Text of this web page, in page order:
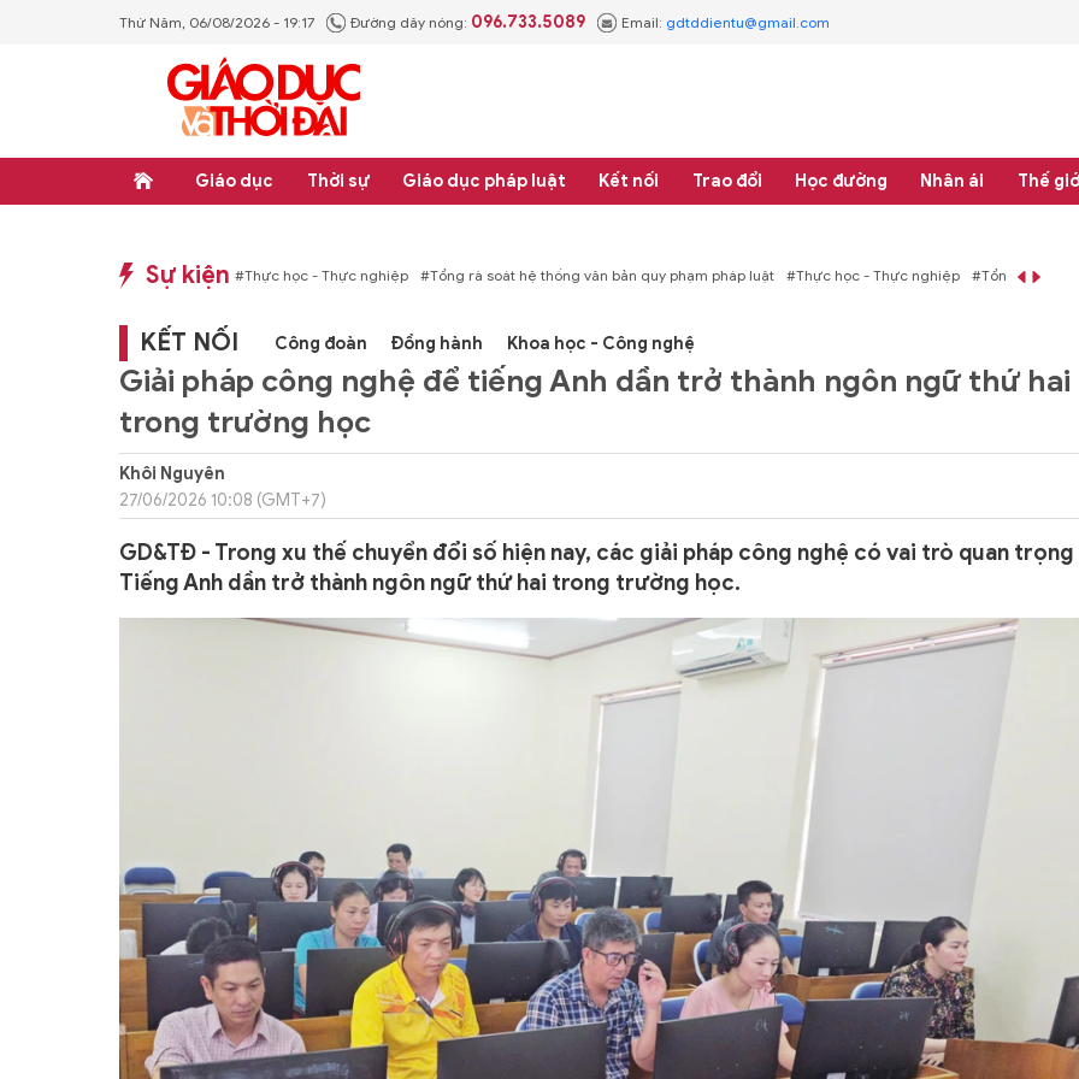
Thứ Năm, 06/08/2026 - 19:17 Đường dây nóng: 096.733.5089 Email: gdtddientu@gmail.com
Giáo dục Thời sự Giáo dục pháp luật Kết nối Trao đổi Học đường Nhân ái Thế
Sự kiện
#Thực học - Thực nghiệp #Tổng rà soát hệ thống văn bản quy phạm pháp luật #Thực học - Thực nghiệp #Tổng rà soát hệ thống văn bản quy
KẾT NỐI Công đoàn Đồng hành Khoa học - Công nghệ
Giải pháp công nghệ để tiếng Anh dần trở thành ngôn ngữ thứ hai
trong trường học
Khôi Nguyên
27/06/2026 10:08 (GMT+7)
GD&TĐ - Trong xu thế chuyển đổi số hiện nay, các giải pháp công nghệ có vai trò quan
Tiếng Anh dần trở thành ngôn ngữ thứ hai trong trường học.